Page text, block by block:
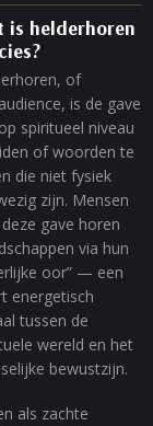
is helderhoren
of
is de gave
spiritueel niveau
of woorden te
die niet fysiek
zijn. Mensen
gave horen
via hun
oor” — een
energetisch
tussen de
wereld en het
bewustzijn.
als zachte